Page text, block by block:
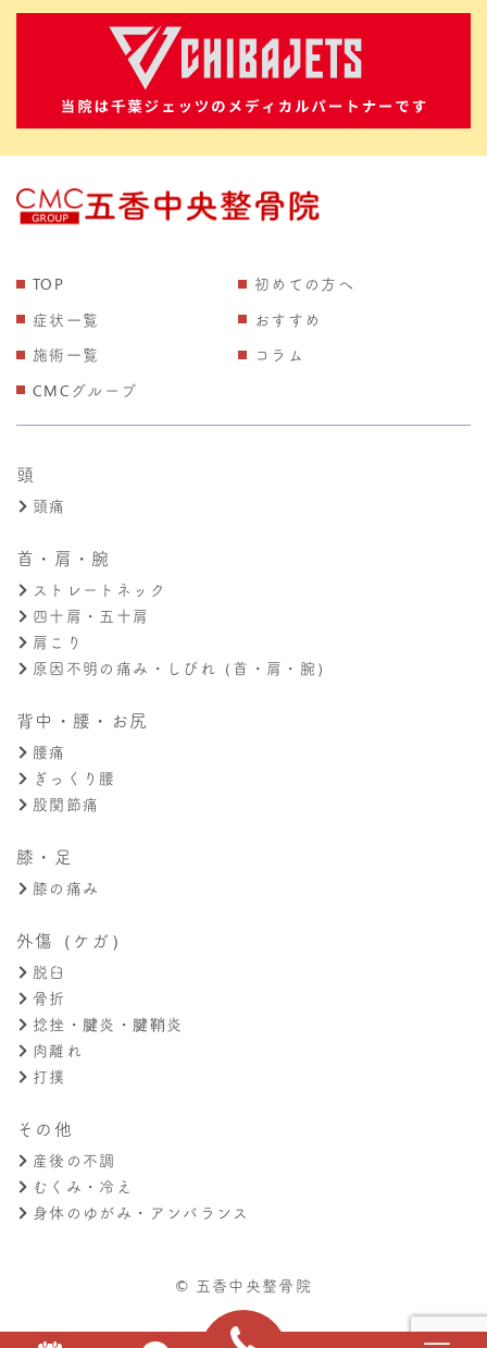
TOP
初めての方へ
症状一覧
おすすめ
施術一覧
コラム
CMCグループ
頭
頭痛
首・肩・腕
ストレートネック
四十肩・五十肩
肩こり
原因不明の痛み・しびれ（首・肩・腕）
背中・腰・お尻
腰痛
ぎっくり腰
股関節痛
膝・足
膝の痛み
外傷（ケガ）
脱臼
骨折
捻挫・腱炎・腱鞘炎
肉離れ
打撲
その他
産後の不調
むくみ・冷え
身体のゆがみ・アンバランス
© 五香中央整骨院